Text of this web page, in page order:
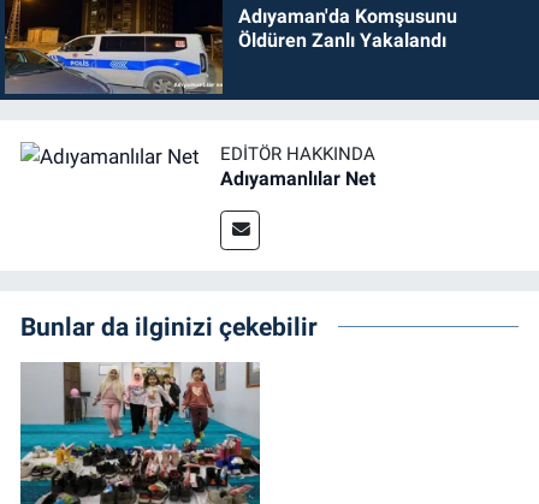
Adıyaman'da Komşusunu
Öldüren Zanlı Yakalandı
EDITÖR HAKKINDA
Adıyamanlılar Net
Bunlar da ilginizi çekebilir